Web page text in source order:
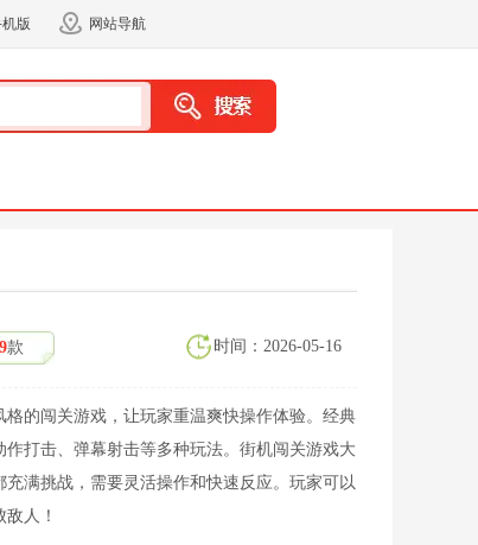
版 网站导航
9款 时间：2026-05-16
的闯关游戏，让玩家重温爽快操作体验。经典
打击、弹幕射击等多种玩法。街机闯关游戏大
满挑战，需要灵活操作和快速反应。玩家可以
人！